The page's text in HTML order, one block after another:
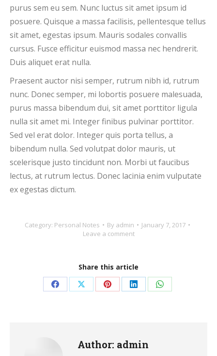
purus sem eu sem. Nunc luctus sit amet ipsum id
posuere. Quisque a massa facilisis, pellentesque tellus
sit amet, egestas ipsum. Mauris sodales convallis
cursus. Fusce efficitur euismod massa nec hendrerit.
Duis aliquet erat nulla.
Praesent auctor nisi semper, rutrum nibh id, rutrum
nunc. Donec semper, mi lobortis posuere malesuada,
purus massa bibendum dui, sit amet porttitor ligula
nulla sit amet mi. Integer finibus pulvinar porttitor.
Sed vel erat dolor. Integer quis porta tellus, a
bibendum nulla. Sed volutpat dolor mauris, ut
scelerisque justo tincidunt non. Morbi ut faucibus
lectus, at rutrum lectus. Donec lacinia enim vulputate
ex egestas dictum.
Category: Personal Notes By admin
January 7, 2017
Leave a comment
Share this article
Share Share Share Share Share
Author: admin